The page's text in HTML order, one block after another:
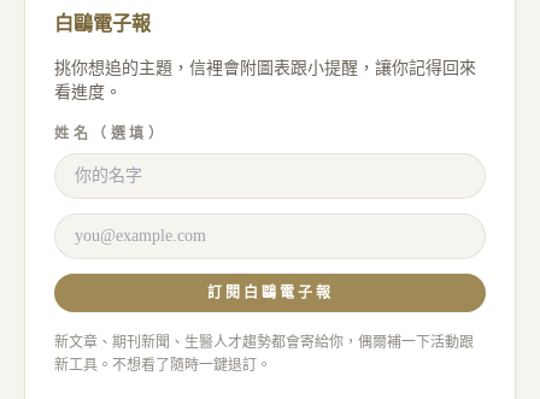
白鷗電子報
挑你想追的主題，信裡會附圖表跟小提醒，讓你記得回來
看進度。
姓名（選填）
訂閱白鷗電子報
新文章、期刊新聞、生醫人才趨勢都會寄給你，偶爾補一下活動跟
新工具。不想看了隨時一鍵退訂。